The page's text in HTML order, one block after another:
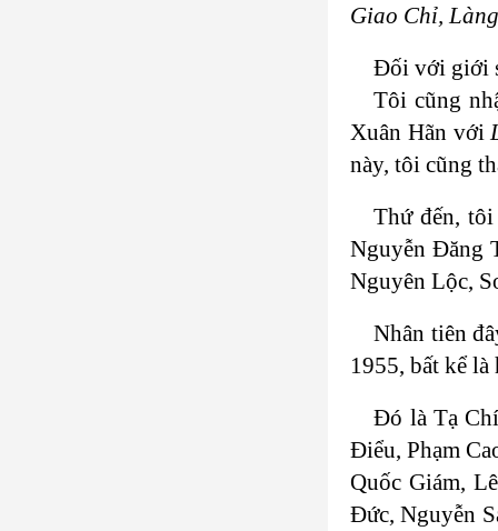
Giao Chỉ,
Đối với giới
Tôi cũng
Xuân Hãn với
này, tôi cũng
Thứ đến,
Nguyễn Đăng
Nguyên Lộc,
Nhân tiên
1955, bất kể
Đó là Tạ
Điểu, Phạm
Quốc Giám,
Đức, Nguyễn